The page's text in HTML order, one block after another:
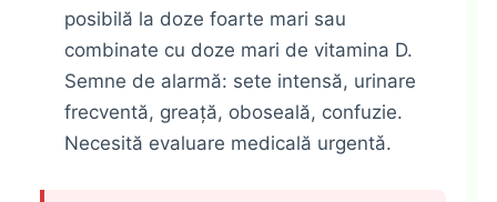
posibilă la doze foarte mari sau
combinate cu doze mari de vitamina D.
Semne de alarmă: sete intensă, urinare
frecventă, greață, oboseală, confuzie.
Necesită evaluare medicală urgentǎ.